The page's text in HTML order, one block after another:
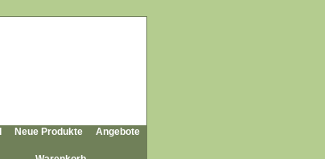
Neue Produkte Angebote